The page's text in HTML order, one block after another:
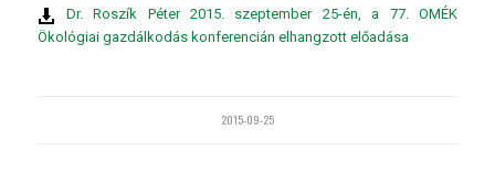
Dr. Roszík Péter 2015. szeptember 25-én, a 77. OMÉK
Ökológiai gazdálkodás konferencián elhangzott előadása
2015-09-25